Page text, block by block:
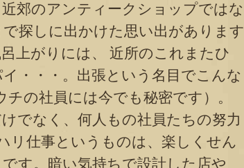
郊のアンティークショップではな
探しに出かけた思い出があります
上がりには、 近所のこれまたひ
・・・。出張という名目でこんな
の社員には今でも秘密です）。
でなく、何人もの社員たちの努力
リ仕事というものは、楽しくせん
す。暗い気持ちで設計した店や